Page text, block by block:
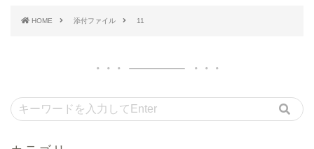
HOME 添付ファイル 11